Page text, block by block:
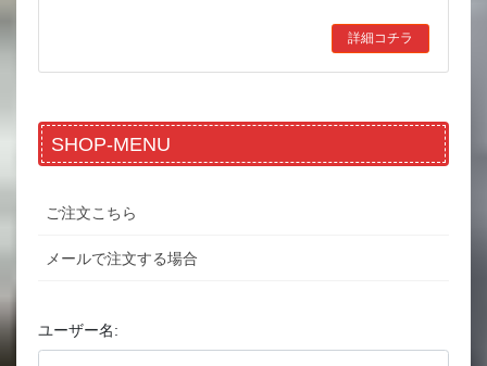
詳細コチラ
SHOP-MENU
ご注文こちら
メールで注文する場合
ユーザー名: